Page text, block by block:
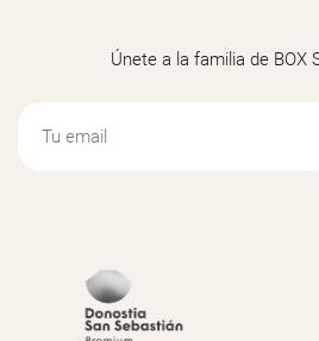
Únete a la familia de BOX